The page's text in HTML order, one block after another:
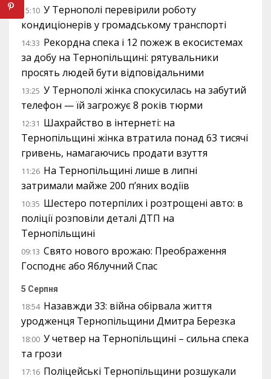
15:10 У Тернополі перевірили роботу
кондиціонерів у громадському транспорті
14:33 Рекордна спека і 12 пожеж в екосистемах
за добу на Тернопільщині: рятувальники
просять людей бути відповідальними
13:25 У Тернополі жінка спокусилась на забутий
телефон — їй загрожує 8 років тюрми
12:31 Шахрайство в інтернеті: на
Тернопільщині жінка втратила понад 63 тисячі
гривень, намагаючись продати взуття
11:26 На Тернопільщині лише в липні
затримали майже 200 п’яних водіїв
10:35 Шестеро потерпілих і розтрощені авто: в
поліції розповіли деталі ДТП на
Тернопільщині
09:13 Свято нового врожаю: Преображення
Господнє або Яблучний Спас
5 Серпня
18:54 Назавжди 33: війна обірвала життя
уродженця Тернопільщини Дмитра Березка
18:00 У четвер на Тернопільщині – сильна спека
та грози
17:16 Поліцейські Тернопільщини розшукали